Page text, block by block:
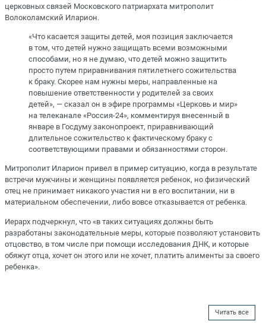
церковных связей Московского патриархата митрополит
Волоколамский Иларион.
«Что касается защиты детей, моя позиция заключается
в том, что детей нужно защищать всеми возможными
способами, но я не думаю, что детей можно защитить
просто путем приравнивания пятилетнего сожительства
к браку. Скорее нам нужны меры, направленные на
повышение ответственности у родителей за своих
детей», — сказал он в эфире программы «Церковь и мир»
на телеканале «Россия-24», комментируя внесенный в
январе в Госдуму законопроект, приравнивающий
длительное сожительство к фактическому браку с
соответствующими правами и обязанностями сторон.
Митрополит Иларион привел в пример ситуацию, когда в результате
встречи мужчины и женщины появляется ребенок, но физический
отец не принимает никакого участия ни в его воспитании, ни в
материальном обеспечении, либо вовсе отказывается от ребенка.
Иерарх подчеркнул, что «в таких ситуациях должны быть
разработаны законодательные меры, которые позволяют установить
отцовство, в том числе при помощи исследования ДНК, и которые
обяжут отца, хочет он этого или не хочет, платить алименты за своего
ребенка».
Читать все